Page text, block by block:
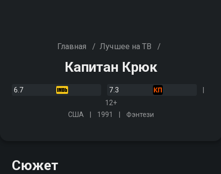
Главная / Лучшее на ТВ /
Капитан Крюк
6.7
7.3
12+
США
1991 Фэнтези
Сюжет